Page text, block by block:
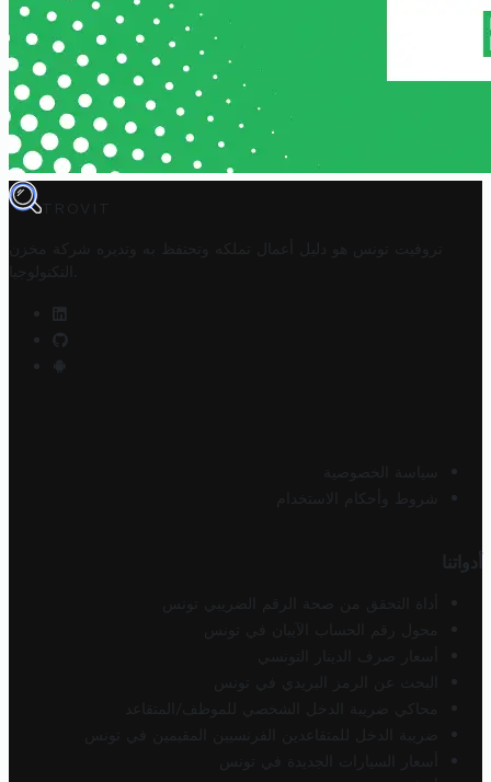
TROVIT
تروفيت تونس هو دليل أعمال تملكه وتحتفظ به وتديره
شركة مخزن
التكنولوجيا
سياسة الخصوصية
شروط وأحكام الاستخدام
أدواتنا
أداة التحقق من صحة الرقم الضريبي تونس
محول رقم الحساب الآيبان في تونس
أسعار صرف الدينار التونسي
البحث عن الرمز البريدي في تونس
محاكي ضريبة الدخل الشخصي للموظف/المتقاعد
ضريبة الدخل للمتقاعدين الفرنسيين المقيمين في تونس
أسعار السيارات الجديدة في تونس